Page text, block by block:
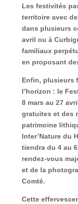
Les festivités
territoire avec
dans plusieurs
avril ou à
familiaux
en proposant
Enfin, plusieurs
l’horizon : le
8 mars au 27
gratuites et des
patrimoine
Inter’Nature du
tiendra du 4 au
rendez-vous
et de la
Comté.
Cette